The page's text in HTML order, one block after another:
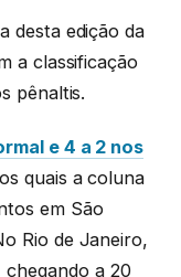
desta edição da
a classificação
pênaltis.
e 4 a 2 nos
quais a coluna
em São
Rio de Janeiro,
a 20